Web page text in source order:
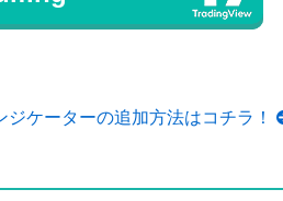
ケーターの追加方法はコチラ！